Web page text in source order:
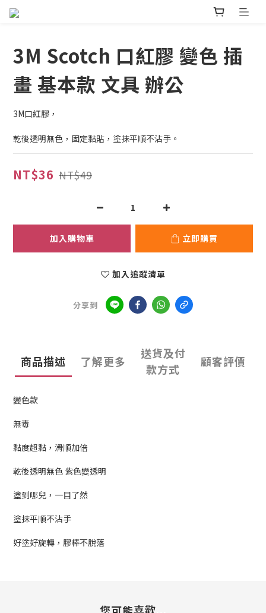
3M Scotch 口紅膠 變色 插
畫 基本款 文具 辦公
3M口紅膠，
乾後透明無色，固定黏貼，塗抹平順不沾手。
NT$36 NT$49
加入購物車 立即購買
加入追蹤清單
分享到
商品描述 了解更多
送貨及付
款方式
顧客評價
變色款
無毒
黏度超黏，滑順加倍
乾後透明無色 紫色變透明
塗到哪兒，一目了然
塗抹平順不沾手
好塗好旋轉，膠棒不脫落